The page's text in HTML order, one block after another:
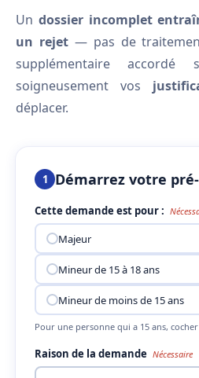
Un dossier incomplet
un rejet— pas de
supplémentaire accordé
soigneusement vos
déplacer.
1 Démarrez votre
Cette demande est pour :
Majeur
Mineur de 15 à 18 ans
Mineur de moins de 15 ans
Pour une personne qui a 15 ans,
Raison de la demande Nécessaire